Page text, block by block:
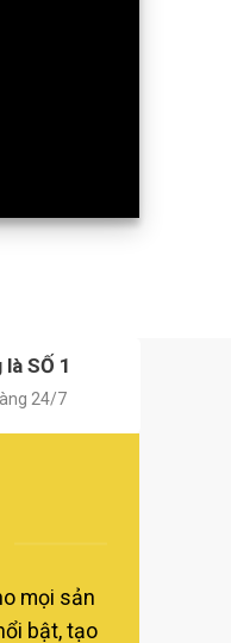
SỐ 1
24/7
mọi sản
bật, tạo